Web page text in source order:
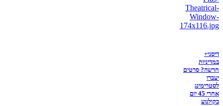
דיסני+
במדיניות
חדשה? סרטים
יעברו
לסטרימינג
אחרי 45 יום
בקולנוע